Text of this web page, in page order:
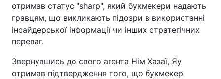
отримав статус "sharp", який букмекери надають
гравцям, що викликають підозри в використанні
інсайдерської інформації чи інших стратегічних
переваг.
Звернувшись до свого агента Нім Хазаї, Яу
отримав підтвердження того, що букмекер